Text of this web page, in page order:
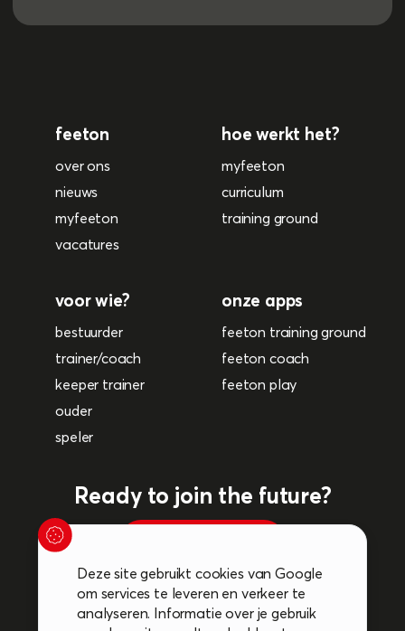
feeton
over ons
nieuws
myfeeton
vacatures
hoe werkt het?
myfeeton
curriculum
training ground
voor wie?
bestuurder
trainer/coach
keeper trainer
ouder
speler
onze apps
feeton training ground
feeton coach
feeton play
Ready to join the future?
Volg ons op de socials:
Deze site gebruikt cookies van Google
om services te leveren en verkeer te
analyseren. Informatie over je gebruik